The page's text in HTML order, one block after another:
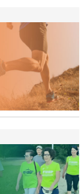
in estate